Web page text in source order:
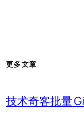
更多文章
技术奇客批量